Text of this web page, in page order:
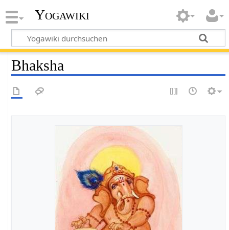
Yogawiki
Bhaksha